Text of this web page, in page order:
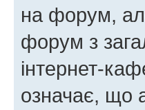
на форум,
форум з
інтернет-
означає, що